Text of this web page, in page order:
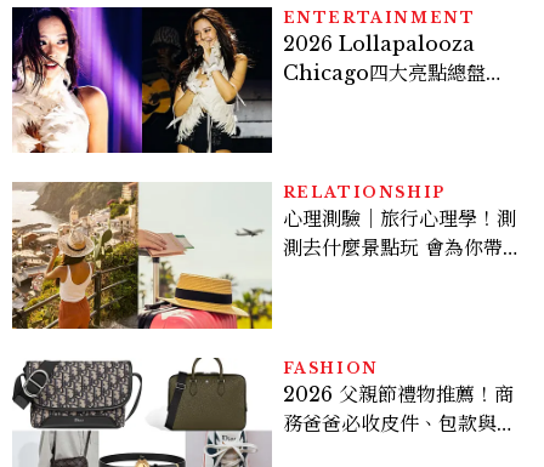
看點懶人包
ENTERTAINMENT
2026 Lollapalooza
Chicago四大亮點總盤
RELATIONSHIP
心理測驗｜旅行心理學！測
測去什麼景點玩 會為你帶來
FASHION
2026 父親節禮物推薦！商
務爸爸必收皮件、包款與鞋